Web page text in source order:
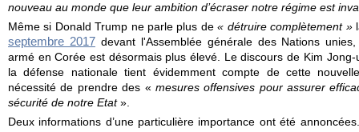
nouveau au monde que leur ambition d’écraser notre régime est
Même si Donald Trump ne parle plus de« détruire complètement »
septembre 2017devant l'Assemblée générale des Nations
armé en Corée est désormais plus élevé. Le discours de Kim
la défense nationale tient évidemment compte de cette
nécessité de prendre des « mesures offensives pour assurer
sécurité de notre Etat».
Deux informations d’une particulière importance ont été annonc